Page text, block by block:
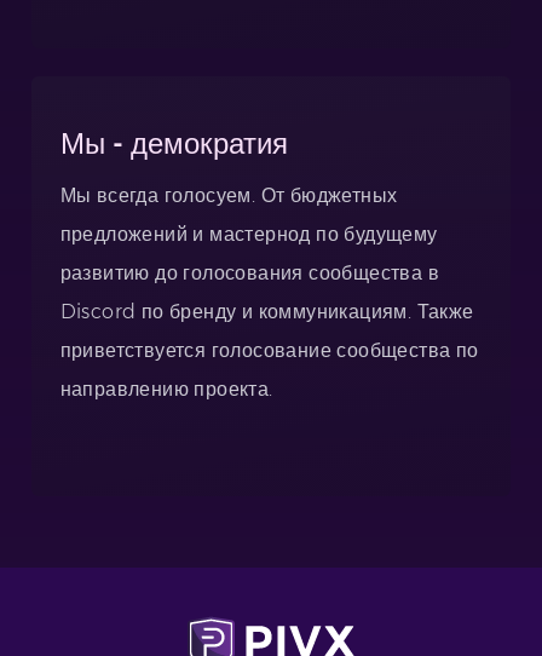
Мы - демократия
Мы всегда голосуем. От бюджетных
предложений и мастернод по будущему
развитию до голосования сообщества в
Discord по бренду и коммуникациям. Также
приветствуется голосование сообщества по
направлению проекта.